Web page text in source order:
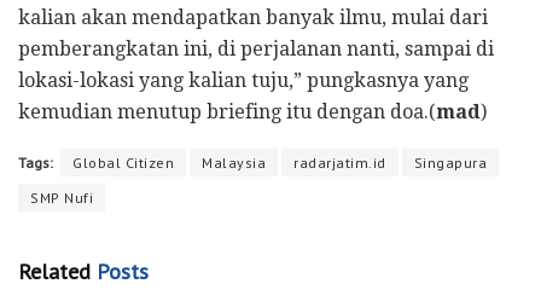
kalian akan mendapatkan banyak ilmu, mulai dari
pemberangkatan ini, di perjalanan nanti, sampai di
lokasi-lokasi yang kalian tuju,” pungkasnya yang
kemudian menutup briefing itu dengan doa.(mad)
Tags: Global Citizen Malaysia radarjatim.id
Singapura
SMP Nufi
Related Posts